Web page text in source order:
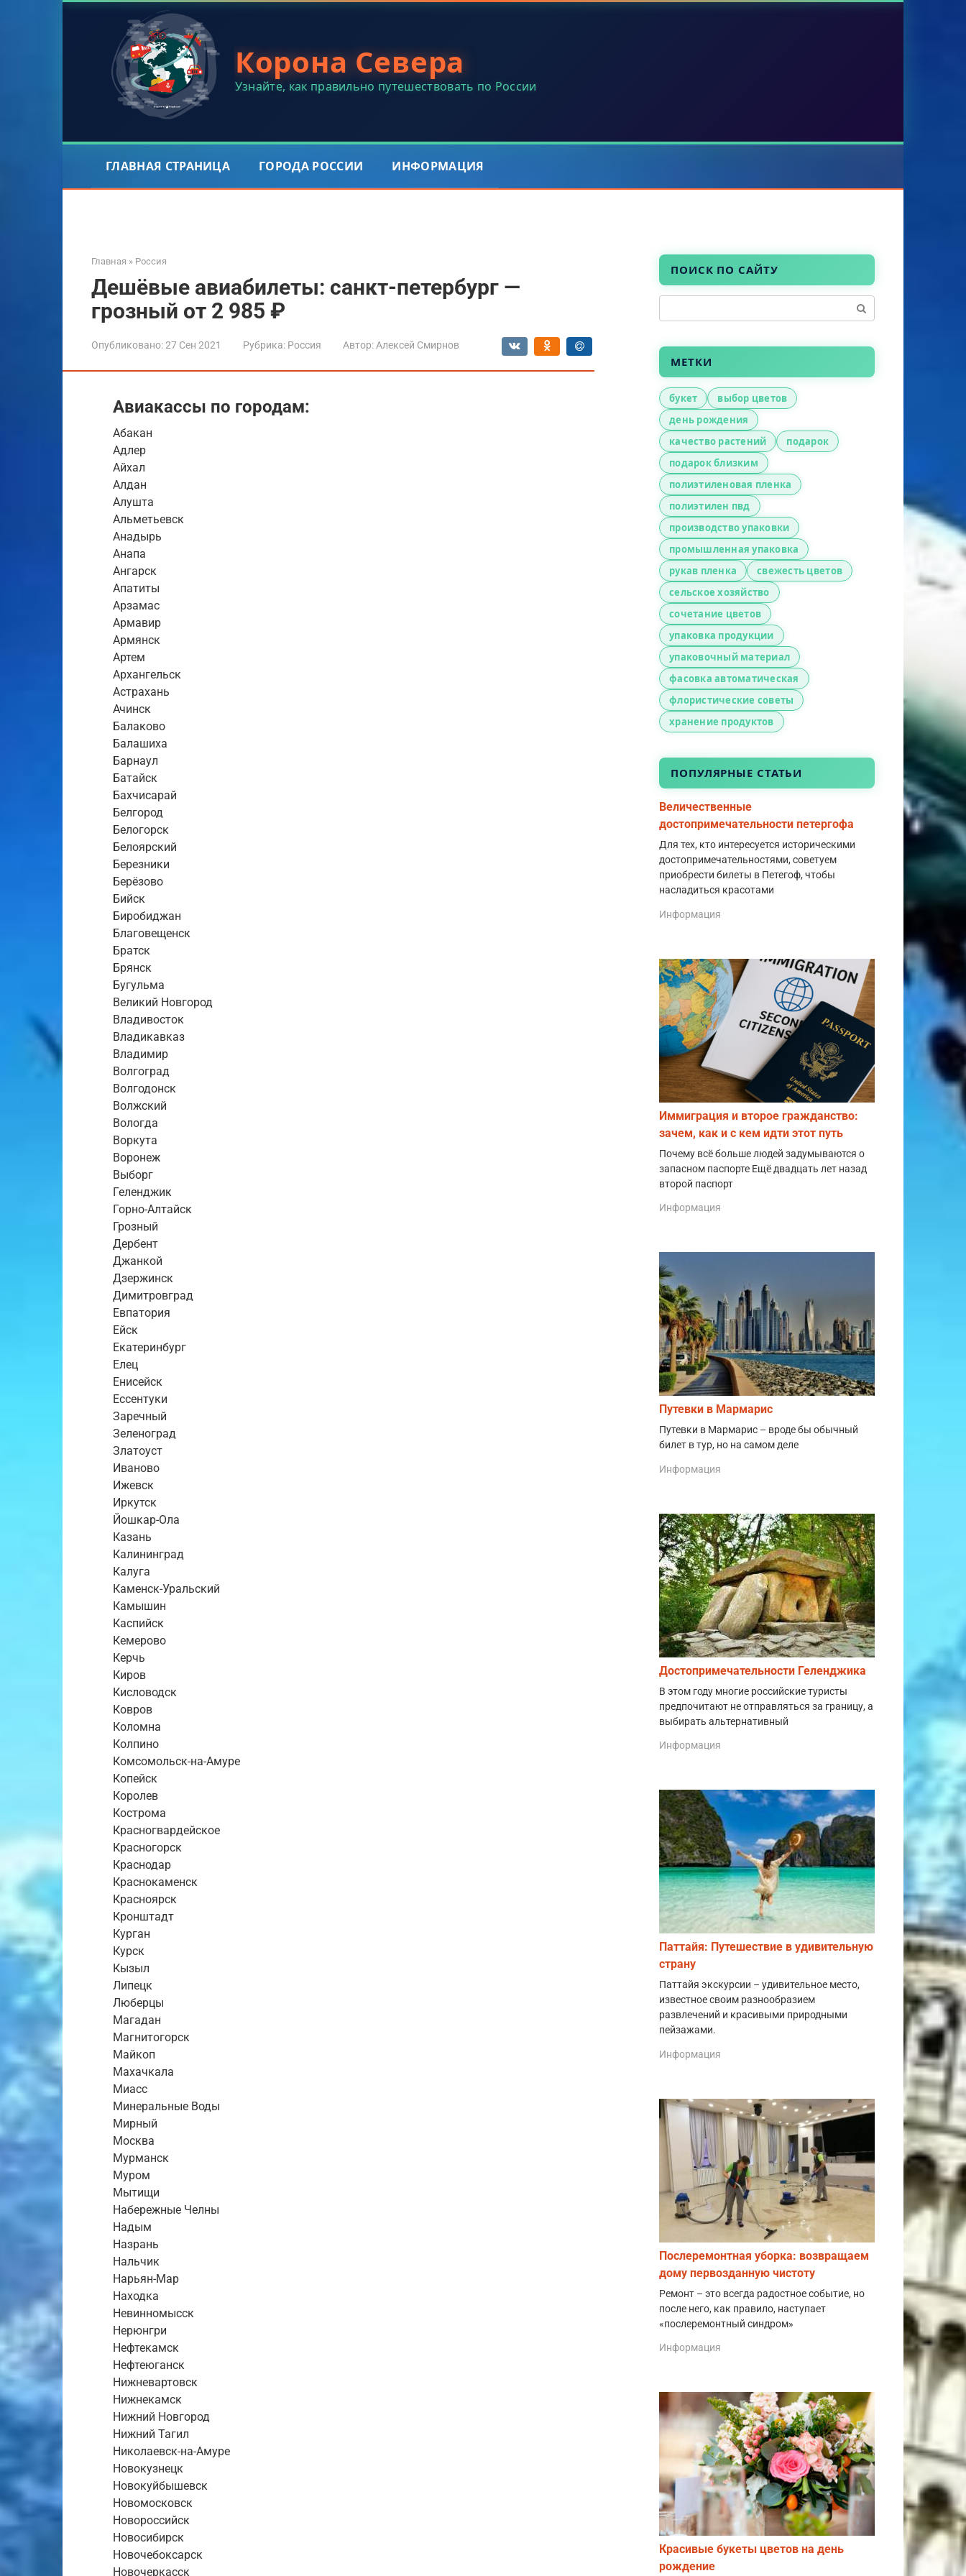
Корона Севера
Узнайте, как правильно путешествовать по России
ГЛАВНАЯ СТРАНИЦА ГОРОДА РОССИИ ИНФОРМАЦИЯ
Главная » Россия
Дешёвые авиабилеты: санкт-петербург —
грозный от 2 985 ₽
Опубликовано:27 Сен 2021 Рубрика: Россия Автор: Алексей Смирнов
Авиакассы по городам:
Абакан
Адлер
Айхал
Алдан
Алушта
Альметьевск
Анадырь
Анапа
Ангарск
Апатиты
Арзамас
Армавир
Армянск
Артем
Архангельск
Астрахань
Ачинск
Балаково
Балашиха
Барнаул
Батайск
Бахчисарай
Белгород
Белогорск
Белоярский
Березники
Берёзово
Бийск
Биробиджан
Благовещенск
Братск
Брянск
Бугульма
Великий Новгород
Владивосток
Владикавказ
Владимир
Волгоград
Волгодонск
Волжский
Вологда
Воркута
Воронеж
Выборг
Геленджик
Горно-Алтайск
Грозный
Дербент
Джанкой
Дзержинск
Димитровград
Евпатория
Ейск
Екатеринбург
Елец
Енисейск
Ессентуки
Заречный
Зеленоград
Златоуст
Иваново
Ижевск
Иркутск
Йошкар-Ола
Казань
Калининград
Калуга
Каменск-Уральский
Камышин
Каспийск
Кемерово
Керчь
Киров
Кисловодск
Ковров
Коломна
Колпино
Комсомольск-на-Амуре
Копейск
Королев
Кострома
Красногвардейское
Красногорск
Краснодар
Краснокаменск
Красноярск
Кронштадт
Курган
Курск
Кызыл
Липецк
Люберцы
Магадан
Магнитогорск
Майкоп
Махачкала
Миасс
Минеральные Воды
Мирный
Москва
Мурманск
Муром
Мытищи
Набережные Челны
Надым
Назрань
Нальчик
Нарьян-Мар
Находка
Невинномысск
Нерюнгри
Нефтекамск
Нефтеюганск
Нижневартовск
Нижнекамск
Нижний Новгород
Нижний Тагил
Николаевск-на-Амуре
Новокузнецк
Новокуйбышевск
Новомосковск
Новороссийск
Новосибирск
Новочебоксарск
Новочеркасск
ПОИСК ПО САЙТУ
МЕТКИ
букет
выбор цветов
день рождения
качество растений
подарок
подарок близким
полиэтиленовая пленка
полиэтилен пвд
производство упаковки
промышленная упаковка
рукав пленка
свежесть цветов
сельское хозяйство
сочетание цветов
упаковка продукции
упаковочный материал
фасовка автоматическая
флористические советы
хранение продуктов
ПОПУЛЯРНЫЕ СТАТЬИ
Величественные
достопримечательности петергофа
Для тех, кто интересуется историческими
достопримечательностями, советуем
приобрести билеты в Петегоф, чтобы
насладиться красотами
Информация
Иммиграция и второе гражданство:
зачем, как и с кем идти этот путь
Почему всё больше людей задумываются о
запасном паспорте Ещё двадцать лет назад
второй паспорт
Информация
Путевки в Мармарис
Путевки в Мармарис – вроде бы обычный
билет в тур, но на самом деле
Информация
Достопримечательности Геленджика
В этом году многие российские туристы
предпочитают не отправляться за границу, а
выбирать альтернативный
Информация
Паттайя: Путешествие в удивительную
страну
Паттайя экскурсии – удивительное место,
известное своим разнообразием
развлечений и красивыми природными
пейзажами.
Информация
Послеремонтная уборка: возвращаем
дому первозданную чистоту
Ремонт – это всегда радостное событие, но
после него, как правило, наступает
«послеремонтный синдром»
Информация
Красивые букеты цветов на день
рождение